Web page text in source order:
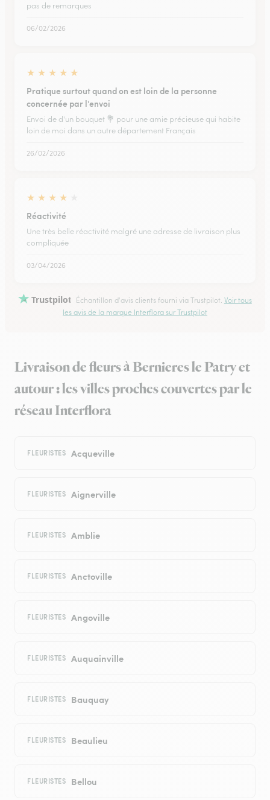
pas de remarques
06/02/2026
★ ★ ★ ★ ★
Pratique surtout quand on est loin de la personne
concernée par l'envoi
Envoi de d'un bouquet 💐 pour une amie précieuse qui habite
loin de moi dans un autre département Français
26/02/2026
★ ★ ★ ★
Réactivité
Une très belle réactivité malgré une adresse de livraison plus
compliquée
03/04/2026
Trustpilot Échantillon d'avis clients fourni via Trustpilot. Voir tous
les avis de la marque Interflora sur Trustpilot
Livraison de fleurs à Bernieres le Patry et
autour : les villes proches couvertes par le
réseau Interflora
FLEURISTES Acqueville
FLEURISTES Aignerville
FLEURISTES Amblie
FLEURISTES Anctoville
FLEURISTES Angoville
FLEURISTES Auquainville
FLEURISTES Bauquay
FLEURISTES Beaulieu
FLEURISTES Bellou